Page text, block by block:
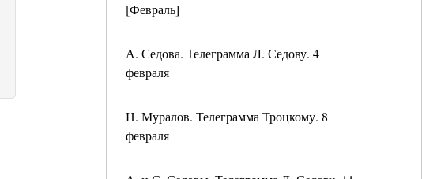
[Февраль]
А. Седова. Телеграмма Л. Седову. 4
февраля
Н. Муралов. Телеграмма Троцкому. 8
февраля